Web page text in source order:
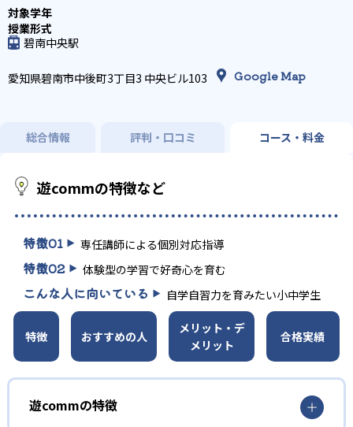
碧南中央駅
愛知県碧南市中後町3丁目3 中央ビル103 Google Map
総合情報 評判・口コミ コース・料金
遊commの特徴など
特徴01 専任講師による個別対応指導
特徴02 体験型の学習で好奇心を育む
こんな人に向いている 自学自習力を育みたい小中学生
特徴 おすすめの人
メリット・デ
メリット
合格実績
遊commの特徴